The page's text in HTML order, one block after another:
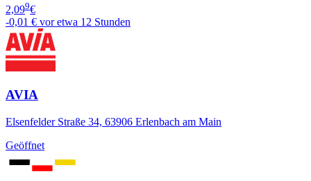
2,099€
-0,01 € vor etwa 12 Stunden
AVIA
Elsenfelder Straße 34, 63906 Erlenbach am Main
Geöffnet